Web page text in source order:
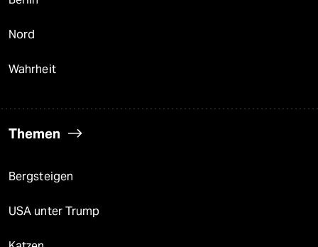
Nord
Wahrheit
Themen
Bergsteigen
USA unter Trump